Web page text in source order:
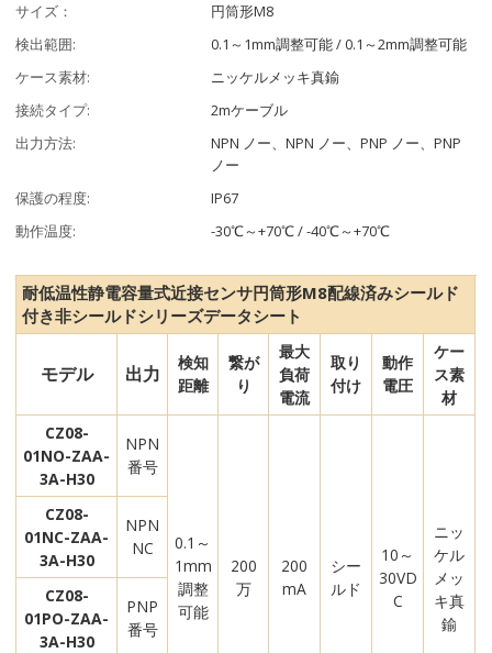
サイズ：
円筒形M8
検出範囲:
0.1～1mm調整可能 / 0.1～2mm調整可能
ケース素材:
ニッケルメッキ真鍮
接続タイプ:
2mケーブル
出力方法:
NPN ノー、NPN ノー、PNP ノー、PNP
ノー
保護の程度:
IP67
動作温度:
-30℃～+70℃ / -40℃～+70℃
耐低温性静電容量式近接センサ円筒形M8配線済みシールド
付き非シールドシリーズデータシート
モデル 出力
検知
距離
繋が
り
最大
負荷
電流
取り
付け
動作
電圧
ケー
ス素
材
CZ08-
01NO-ZAA-
3A-H30
NPN
番号
0.1～
1mm
調整
可能
200
万
200
mA
シー
ルド
10～
30VD
C
ニッ
ケル
メッ
キ真
鍮
CZ08-
01NC-ZAA-
3A-H30
NPN
NC
CZ08-
01PO-ZAA-
3A-H30
PNP
番号